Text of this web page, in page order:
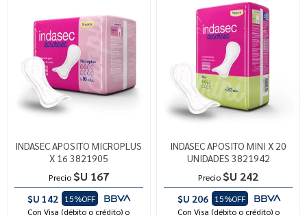
INDASEC APOSITO MICROPLUS
X 16 3821905
Precio $U 167
$U 142
15%OFF
Con Visa (débito o crédito) o
INDASEC APOSITO MINI X 20
UNIDADES 3821942
Precio $U 242
$U 206
15%OFF
Con Visa (débito o crédito) o